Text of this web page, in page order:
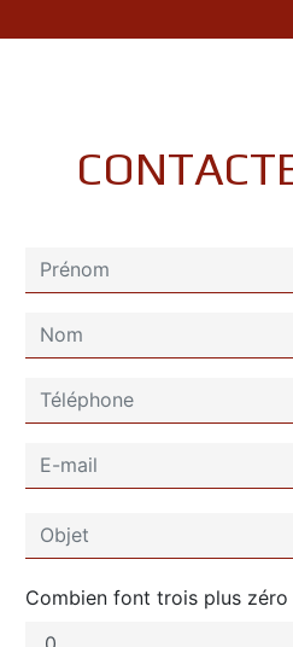
Combien font trois plus zéro